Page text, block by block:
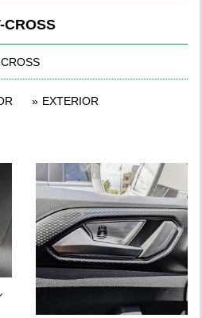
CROSS
EXTERIOR